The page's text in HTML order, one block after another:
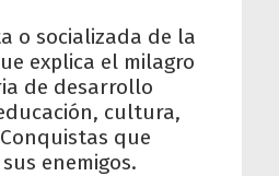
o socializada de la
explica el milagro
de desarrollo
cultura,
que
enemigos.